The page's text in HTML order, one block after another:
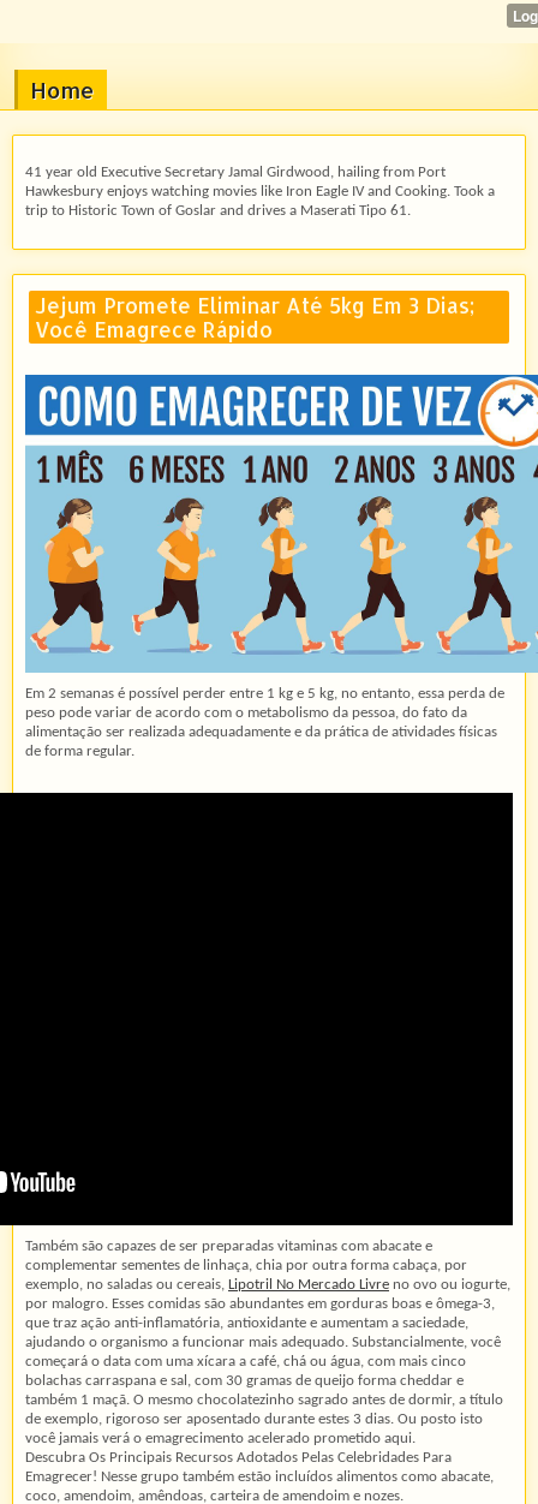
Home
41 year old Executive Secretary Jamal Girdwood, hailing from Port
Hawkesbury enjoys watching movies like Iron Eagle IV and Cooking. Took a
trip to Historic Town of Goslar and drives a Maserati Tipo 61.
Jejum Promete Eliminar Até 5kg Em 3 Dias;
Você Emagrece Rápido
Em 2 semanas é possível perder entre 1 kg e 5 kg, no entanto, essa perda de
peso pode variar de acordo com o metabolismo da pessoa, do fato da
alimentação ser realizada adequadamente e da prática de atividades físicas
de forma regular.
Também são capazes de ser preparadas vitaminas com abacate e
complementar sementes de linhaça, chia por outra forma cabaça, por
exemplo, no saladas ou cereais, Lipotril No Mercado Livre no ovo ou iogurte,
por malogro. Esses comidas são abundantes em gorduras boas e ômega-3,
que traz ação anti-inflamatória, antioxidante e aumentam a saciedade,
ajudando o organismo a funcionar mais adequado. Substancialmente, você
começará o data com uma xícara a café, chá ou água, com mais cinco
bolachas carraspana e sal, com 30 gramas de queijo forma cheddar e
também 1 maçã. O mesmo chocolatezinho sagrado antes de dormir, a título
de exemplo, rigoroso ser aposentado durante estes 3 dias. Ou posto isto
você jamais verá o emagrecimento acelerado prometido aqui.
Descubra Os Principais Recursos Adotados Pelas Celebridades Para
Emagrecer! Nesse grupo também estão incluídos alimentos como abacate,
coco, amendoim, amêndoas, carteira de amendoim e nozes.